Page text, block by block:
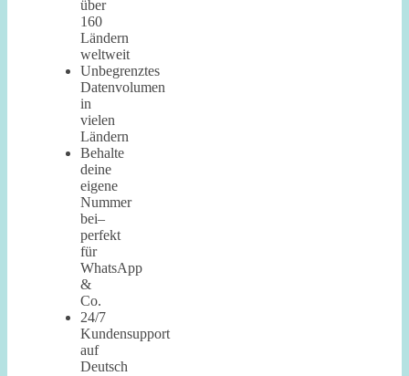
über
160
Ländern
weltweit
Unbegrenztes
Datenvolumen
in
vielen
Ländern
Behalte
deine
eigene
Nummer
bei–
perfekt
für
WhatsApp
&
Co.
24/7
Kundensupport
auf
Deutsch